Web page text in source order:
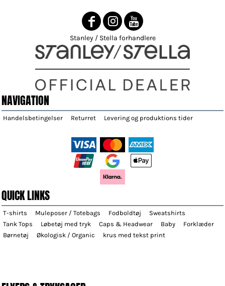
Stanley / Stella forhandlere
NAVIGATION
Handelsbetingelser Returret Levering og produktions tider
QUICK LINKS
T-shirts Muleposer / Totebags Fodboldtøj
Sweatshirts
Tank Tops
Løbetøj med tryk Caps & Headwear Baby
Forklæder
Børnetøj
Økologisk / Organic krus med tekst print